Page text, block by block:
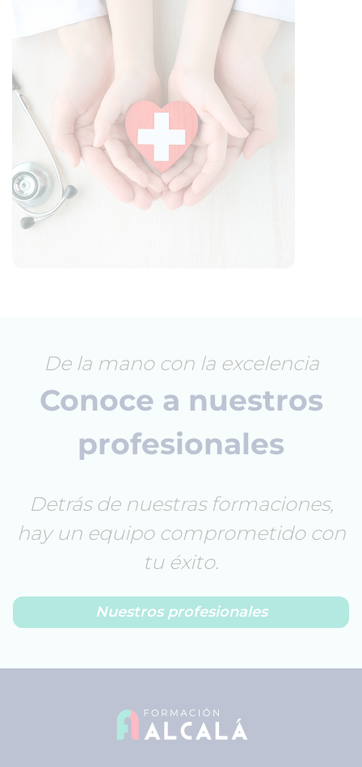
De la mano con la excelencia
Conoce a nuestros
profesionales
Detrás de nuestras formaciones,
hay un equipo comprometido con
tu éxito.
Nuestros profesionales